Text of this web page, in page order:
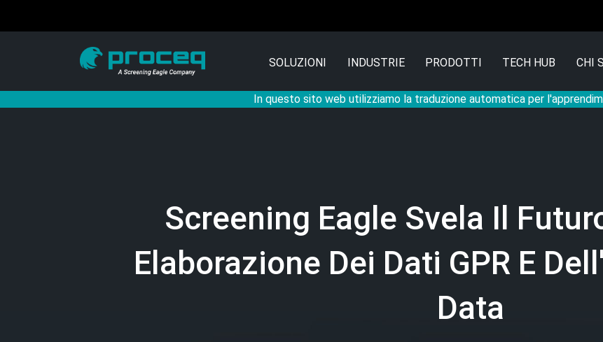
In questo sito web utilizziamo la traduzione automatica per
SOLUZIONI INDUSTRIE PRODOTTI TECH HUB CHI
Screening Eagle Svela Il
Elaborazione Dei Dati GPR E
Data